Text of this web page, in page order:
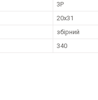
3P
20x31
збірний
340